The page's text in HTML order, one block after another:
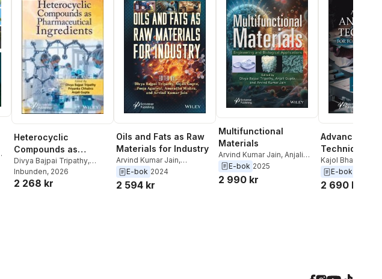
Heterocyclic
Compounds as
Pharmaceutical
Ingredients
Divya Bajpai Tripathy,
Priyanka Chhabra
Gupta
Inbunden, 2026
2 268 kr
Oils and Fats as Raw
Materials for Industry
Arvind Kumar Jain,
Anuradha Mishra
Agarwal ,Anjali Gupta
E-bok 2024
2 594 kr
Multifunctional
Materials
Arvind Kumar Jain, Anjali
Gupta,Divya Bajpai
Tripathy
E-bok 2025
2 990 kr
Advances in
Techniques
Forensic
Kajol Bhati
Shruti Shukla
Divya Bajpai
E-bok
2 690 kr